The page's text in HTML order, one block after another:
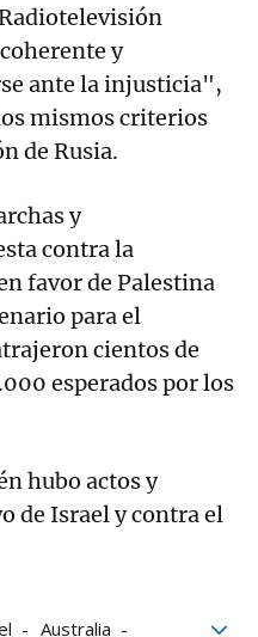
y
ante la injusticia",
mismos criterios
de Rusia.
y
contra la
favor de Palestina
para el
cientos de
esperados por los
hubo actos y
de Israel y contra el
Australia